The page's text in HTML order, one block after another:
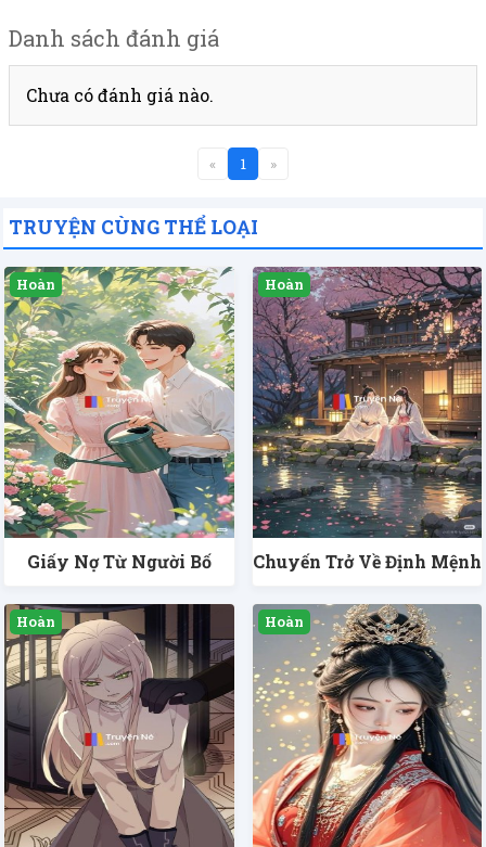
Danh sách đánh giá
Chưa có đánh giá nào.
« 1 »
TRUYỆN CÙNG THỂ LOẠI
Giấy Nợ Từ Người Bố Chuyến Trở Về Định Mệnh